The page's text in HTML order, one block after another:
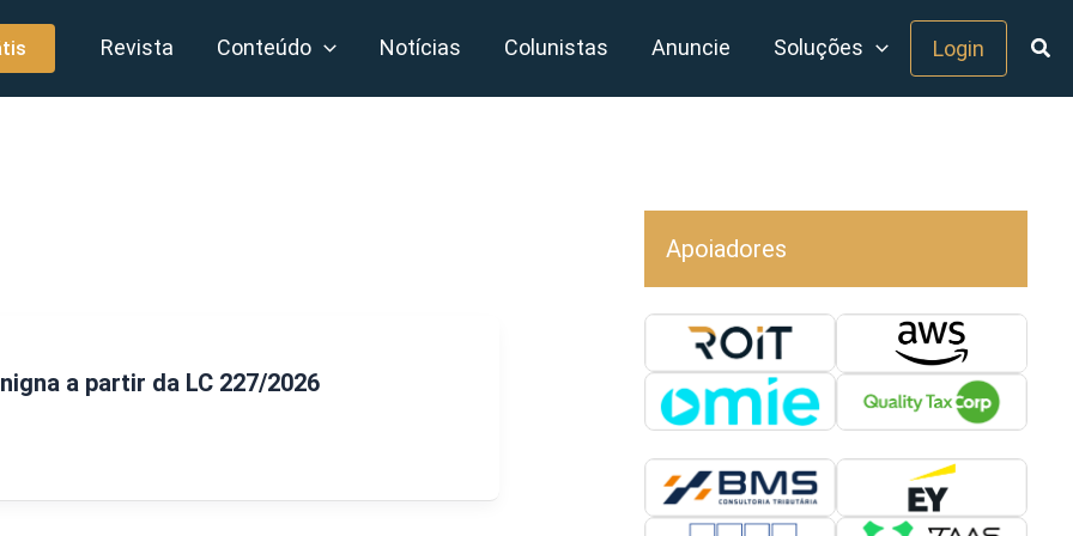
Revista Conteúdo Notícias Colunistas Anuncie Soluções Login
a partir da LC 227/2026
Apoiadores